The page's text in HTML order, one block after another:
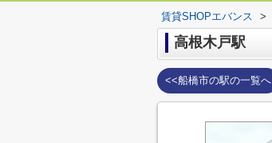
賃貸SHOPエバンス >
高根木戸駅
<<船橋市の駅の一覧へ